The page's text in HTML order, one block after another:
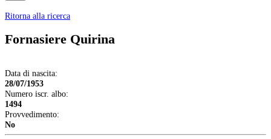
Ritorna alla ricerca
Fornasiere Quirina
Data di nascita:
28/07/1953
Numero iscr. albo:
1494
Provvedimento:
No